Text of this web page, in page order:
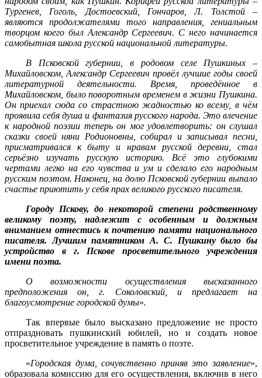
Тургенев, Гоголь, Достоевский, Гончаров, Л. Толстой –
являются продолжателями того направления, гениальным
творцом коего был Александр Сергеевич. С него начинается
самобытная школа русской национальной литературы.
В Псковской губернии, в родовом селе Пушкиных –
Михайловском, Александр Сергеевич провёл лучшие годы своей
литературной деятельности. Время, проведённое в
Михайловском, было поворотным временем в жизни Пушкина.
Он приехал сюда со страстною жадностью ко всему, в чём
проявила себя душа и фантазия русского народа. Это влечение
к народной поэзии теперь он мог удовлетворить: он слушал
сказки своей няни Родионовны, собирал и записывал песни,
присматривался к быту и нравам русской деревни, стал
серьёзно изучать русскую историю. Всё это глубокими
чертами легко на его чувства и ум и сделало его народным
русским поэтом. Наконец, на долю Псковской губернии выпало
счастье приютить у себя прах великого русского писателя.
Городу Пскову, до некоторой степени родственному
великому поэту, надлежит с особенным и должным
вниманием отнестись к почтению памяти национального
писателя. Лучшим памятником А. С. Пушкину было бы
устройство в г. Пскове просветительного учреждения
имени поэта.
О возможности осуществления высказанного
предположения он, г. Соколовский, и предлагает на
благоусмотрение городской думы».
Так впервые было высказано предложение не просто
отпраздновать пушкинский юбилей, но и создать новое
просветительное учреждение в память о поэте.
«Городская дума, сочувственно приняв это заявление»,
образовала комиссию для его осуществления, включив в него